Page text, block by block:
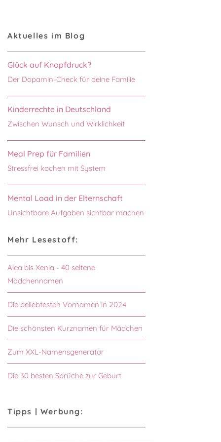
Aktuelles im Blog
Glück auf Knopfdruck?
Der Dopamin-Check für deine Familie
Kinderrechte in Deutschland
Zwischen Wunsch und Wirklichkeit
Meal Prep für Familien
Stressfrei kochen mit System
Mental Load in der Elternschaft
Unsichtbare Aufgaben sichtbar machen
Mehr Lesestoff:
Alea bis Xenia - 40 seltene
Mädchennamen
Die beliebtesten Vornamen in 2024
Die schönsten Kurznamen für Mädchen
Zum XXL-Namensgenerator
Die 30 besten Sprüche zur Geburt
Tipps | Werbung: